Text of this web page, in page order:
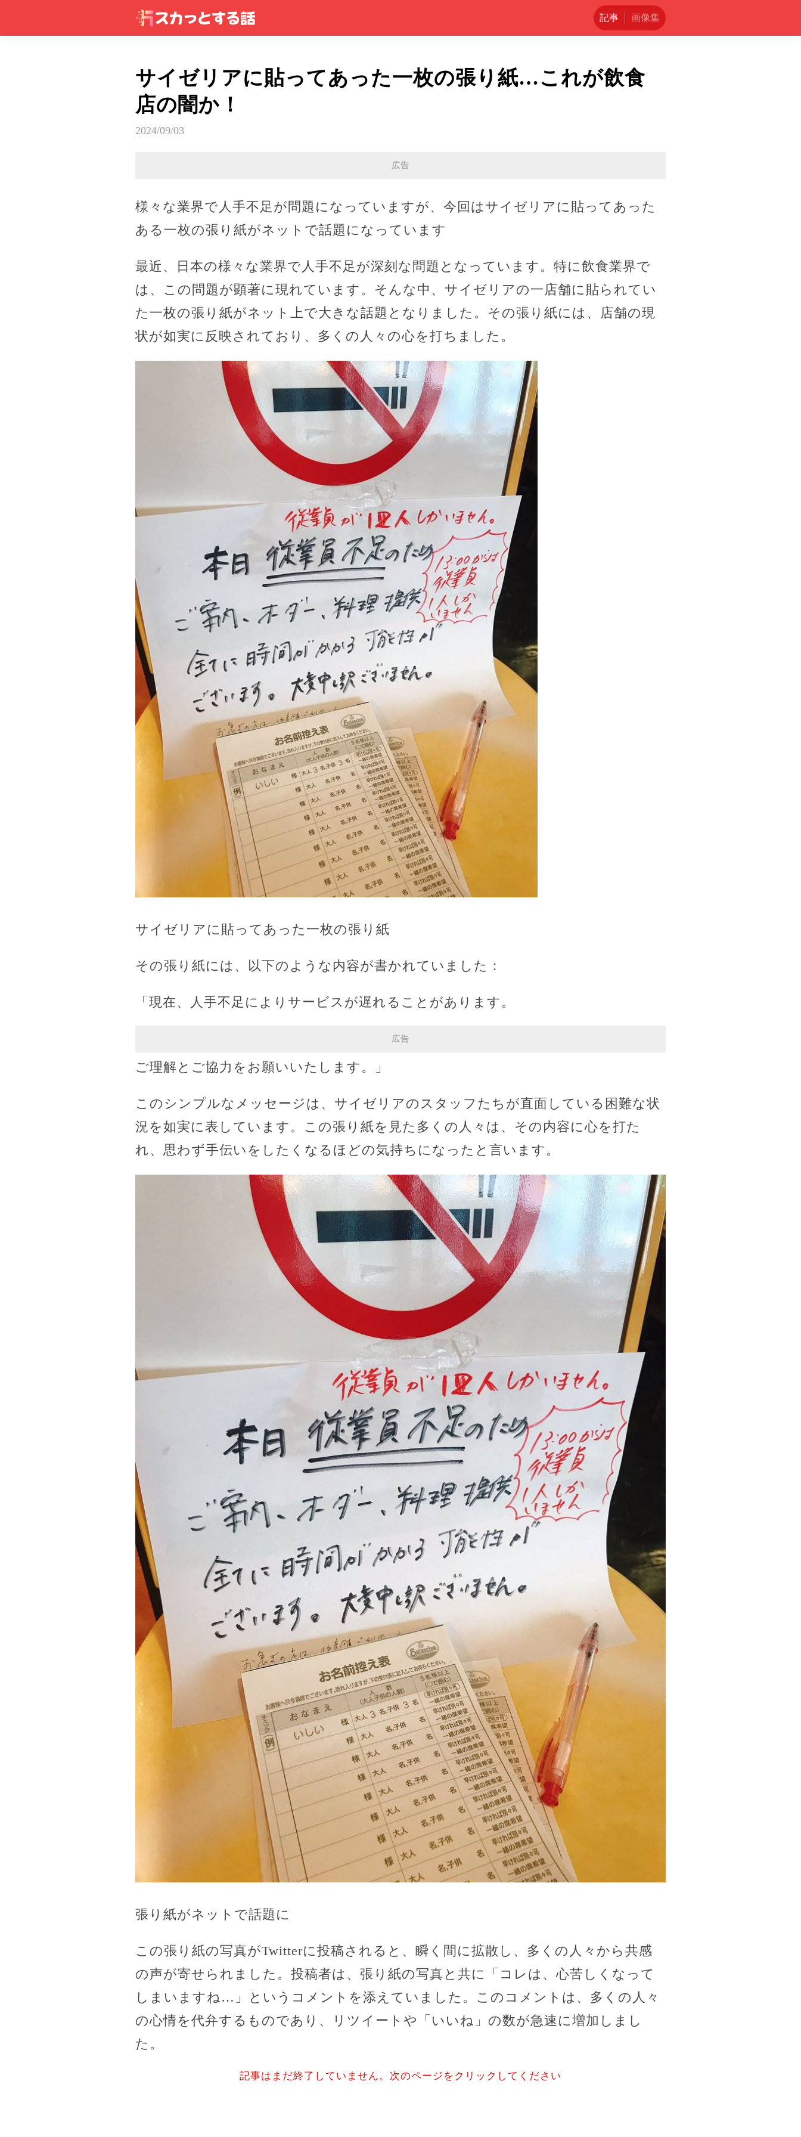
記事 画像集
サイゼリアに貼ってあった一枚の張り紙…これが飲食
店の闇か！
2024/09/03
広告
様々な業界で人手不足が問題になっていますが、今回はサイゼリアに貼ってあった
ある一枚の張り紙がネットで話題になっています
最近、日本の様々な業界で人手不足が深刻な問題となっています。特に飲食業界で
は、この問題が顕著に現れています。そんな中、サイゼリアの一店舗に貼られてい
た一枚の張り紙がネット上で大きな話題となりました。その張り紙には、店舗の現
状が如実に反映されており、多くの人々の心を打ちました。
サイゼリアに貼ってあった一枚の張り紙
その張り紙には、以下のような内容が書かれていました：
「現在、人手不足によりサービスが遅れることがあります。
広告
ご理解とご協力をお願いいたします。」
このシンプルなメッセージは、サイゼリアのスタッフたちが直面している困難な状
況を如実に表しています。この張り紙を見た多くの人々は、その内容に心を打た
れ、思わず手伝いをしたくなるほどの気持ちになったと言います。
張り紙がネットで話題に
この張り紙の写真がTwitterに投稿されると、瞬く間に拡散し、多くの人々から共感
の声が寄せられました。投稿者は、張り紙の写真と共に「コレは、心苦しくなって
しまいますね…」というコメントを添えていました。このコメントは、多くの人々
の心情を代弁するものであり、リツイートや「いいね」の数が急速に増加しまし
た。
記事はまだ終了していません。次のページをクリックしてください